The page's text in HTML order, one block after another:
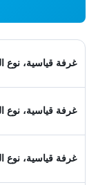
غرفة قياسية،
غرفة قياسية،
غرفة قياسية،